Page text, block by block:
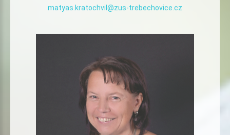
matyas.kratochvil@zus-trebechovice.cz